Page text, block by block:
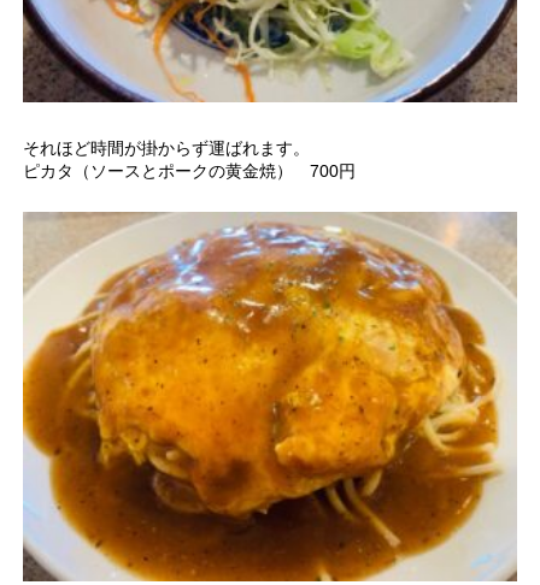
それほど時間が掛からず運ばれます。
ピカタ（ソースとポークの黄金焼） 700円